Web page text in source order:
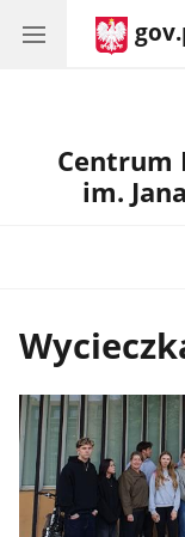
Centrum
im.